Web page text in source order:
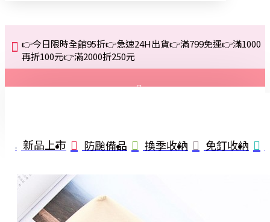
👉今日限時全館95折👉急速24H出貨👉滿799免運👉滿1000
再折100元👉滿2000折250元
註冊
新品上市 防颱備品 換季收納 免釘收納